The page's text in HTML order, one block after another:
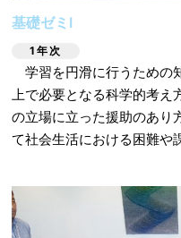
基礎ゼミⅠ
1年次
学習を円滑に行うための
上で必要となる科学的考え
の立場に立った援助のあり
て社会生活における困難や